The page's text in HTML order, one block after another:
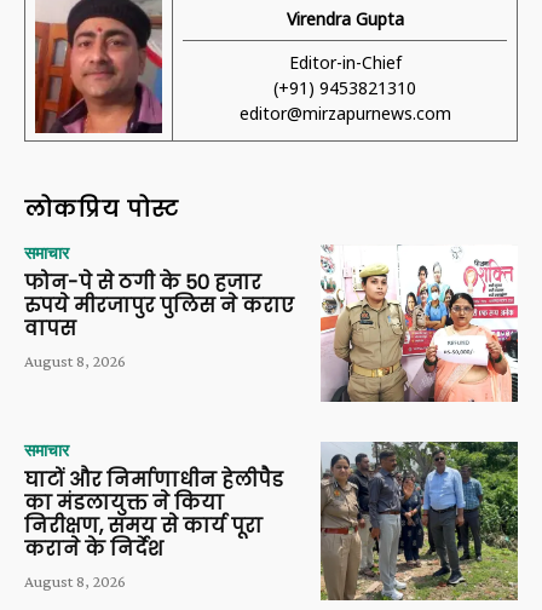
Virendra Gupta
Editor-in-Chief
(+91) 9453821310
editor@mirzapurnews.com
लोकप्रिय पोस्ट
समाचार
फोन-पे से ठगी के 50 हजार
रुपये मीरजापुर पुलिस ने कराए
वापस
August 8, 2026
समाचार
घाटों और निर्माणाधीन हेलीपैड
का मंडलायुक्त ने किया
निरीक्षण, समय से कार्य पूरा
कराने के निर्देश
August 8, 2026